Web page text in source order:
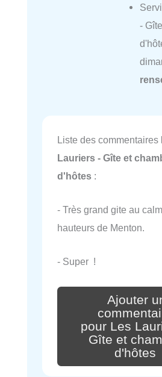
-
Liste des commentaires
Lauriers - Gîte et
d'hôtes :
- Très grand gite au
hauteurs de Menton.
- Super !
Ajouter
pour Les
Gîte et
d'hôtes